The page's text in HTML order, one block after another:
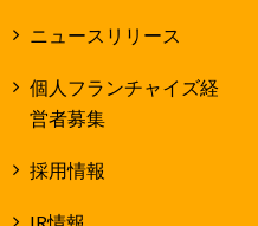
ニュースリリース
個人フランチャイズ経
営者募集
採用情報